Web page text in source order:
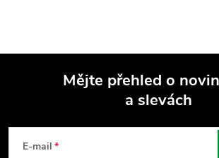
Mějte přehled o
a slevách
E-mail